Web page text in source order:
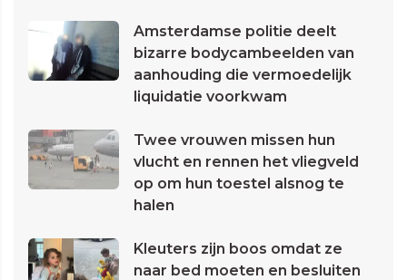
Amsterdamse politie deelt
bizarre bodycambeelden van
aanhouding die vermoedelijk
liquidatie voorkwam
Twee vrouwen missen hun
vlucht en rennen het vliegveld
op om hun toestel alsnog te
halen
Kleuters zijn boos omdat ze
naar bed moeten en besluiten